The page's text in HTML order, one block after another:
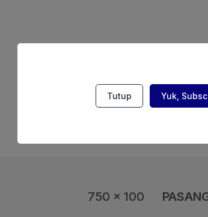
750 x 100
Tutup Yuk,